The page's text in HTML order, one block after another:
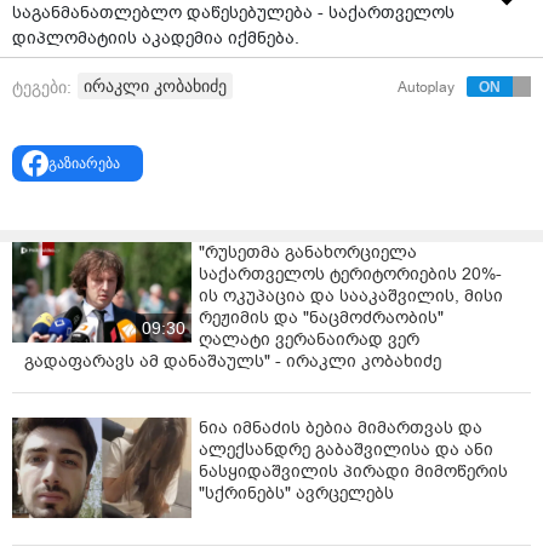
საგანმანათლებლო დაწესებულება - საქართველოს
დიპლომატიის აკადემია იქმნება.
როგორც მთავრობის მეთაურმა ირაკლი კობახიძემ
მომავალი დიპლომატებისთვის აუცილებელი
ცოდნისა და უნარების გადაცემას არსებითად ვერ
ტეგები: ირაკლი კობახიძე Autoplay
გაზიარება
09:30
"რუსეთმა განახორციელა
საქართველოს ტერიტორიების 20%-
ის ოკუპაცია და სააკაშვილის, მისი
რეჟიმის და "ნაცმოძრაობის"
ღალატი ვერანაირად ვერ
გადაფარავს ამ დანაშაულს" - ირაკლი კობახიძე
ნია იმნაძის ბებია მიმართვას და
ალექსანდრე გაბაშვილისა და ანი
ნასყიდაშვილის პირადი მიმოწერის
"სქრინებს" ავრცელებს